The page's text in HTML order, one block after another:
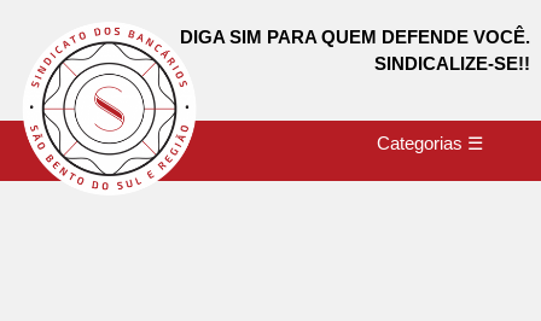
DIGA SIM PARA QUEM DEFENDE VOCÊ.
SINDICALIZE-SE!!
Categorias ☰